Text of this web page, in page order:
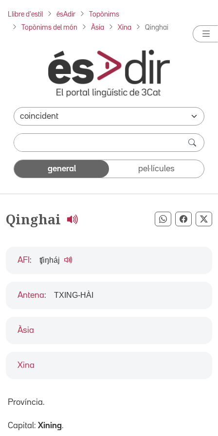
Llibre d'estil ésAdir Topònims
Topònims del món Àsia Xina Qinghai
general pel·lícules
Qinghai Compartir
Àsia
Xina
AFI : ʧiŋháj
Antena: TXING-HÀI
Província.
Capital: Xining.